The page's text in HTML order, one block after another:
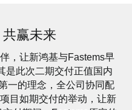
赢未来
，让新鸿基与Fastems早
是此次二期交付正值国内
一的理念，全公司协同配
目如期交付的举动，让新